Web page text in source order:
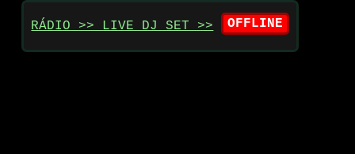
RÁDIO >> LIVE DJ SET >> OFFLINE